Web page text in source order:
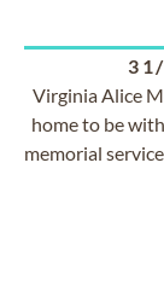
Virginia Alice
home to be
memorial